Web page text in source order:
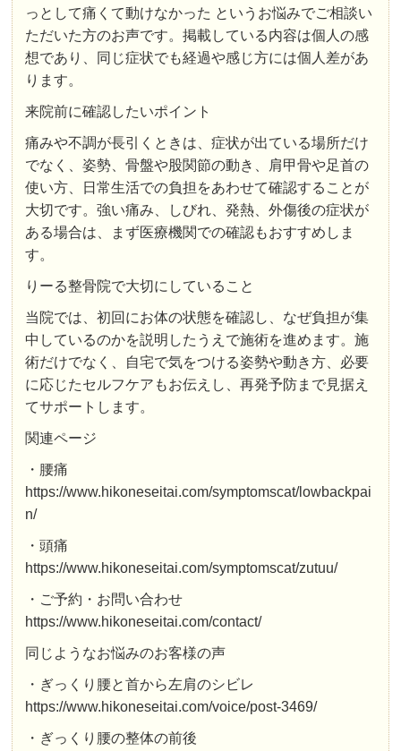
っとして痛くて動けなかった というお悩みでご相談い
ただいた方のお声です。掲載している内容は個人の感
想であり、同じ症状でも経過や感じ方には個人差があ
ります。
来院前に確認したいポイント
痛みや不調が長引くときは、症状が出ている場所だけ
でなく、姿勢、骨盤や股関節の動き、肩甲骨や足首の
使い方、日常生活での負担をあわせて確認することが
大切です。強い痛み、しびれ、発熱、外傷後の症状が
ある場合は、まず医療機関での確認もおすすめしま
す。
りーる整骨院で大切にしていること
当院では、初回にお体の状態を確認し、なぜ負担が集
中しているのかを説明したうえで施術を進めます。施
術だけでなく、自宅で気をつける姿勢や動き方、必要
に応じたセルフケアもお伝えし、再発予防まで見据え
てサポートします。
関連ページ
・腰痛
https://www.hikoneseitai.com/symptomscat/lowbackpai
n/
・頭痛
https://www.hikoneseitai.com/symptomscat/zutuu/
・ご予約・お問い合わせ
https://www.hikoneseitai.com/contact/
同じようなお悩みのお客様の声
・ぎっくり腰と首から左肩のシビレ
https://www.hikoneseitai.com/voice/post-3469/
・ぎっくり腰の整体の前後